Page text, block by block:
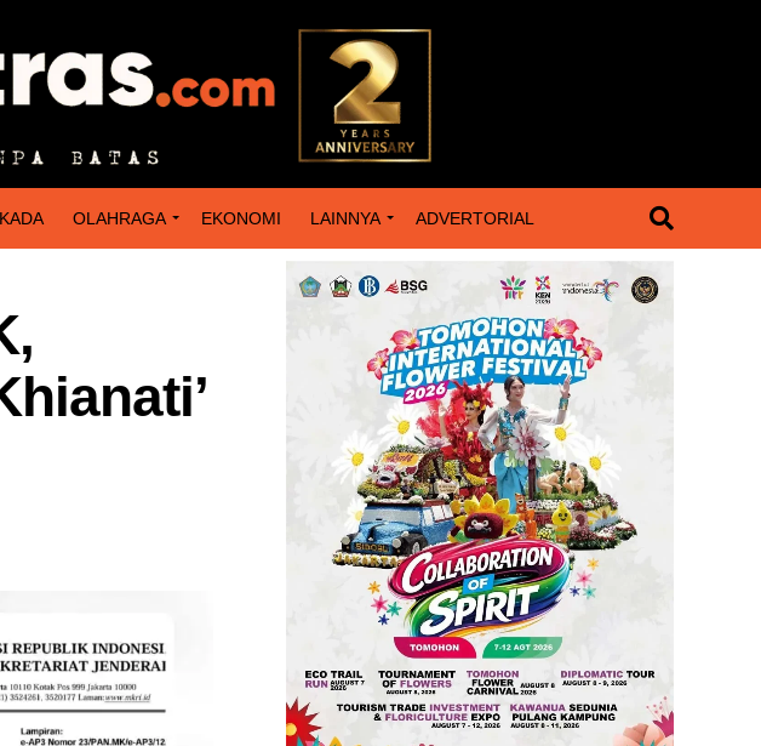
OLAHRAGA EKONOMI LAINNYA ADVERTORIAL